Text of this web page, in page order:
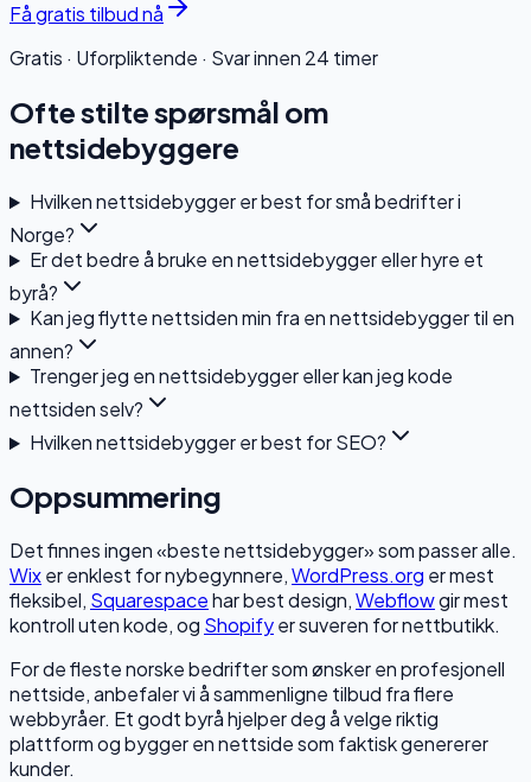
Få gratis tilbud nå
Gratis · Uforpliktende · Svar innen 24 timer
Ofte stilte spørsmål om
nettsidebyggere
Hvilken nettsidebygger er best for små bedrifter i
Norge?
Er det bedre å bruke en nettsidebygger eller hyre et
byrå?
Kan jeg flytte nettsiden min fra en nettsidebygger til en
annen?
Trenger jeg en nettsidebygger eller kan jeg kode
nettsiden selv?
Hvilken nettsidebygger er best for SEO?
Oppsummering
Det finnes ingen «beste nettsidebygger» som passer alle.
Wixer enklest for nybegynnere,WordPress.org er mest
fleksibel, Squarespacehar best design,Webflowgir mest
kontroll uten kode, og Shopifyer suveren for nettbutikk.
For de fleste norske bedrifter som ønsker en profesjonell
nettside, anbefaler vi å sammenligne tilbud fra flere
webbyråer. Et godt byrå hjelper deg å velge riktig
plattform og bygger en nettside som faktisk genererer
kunder.